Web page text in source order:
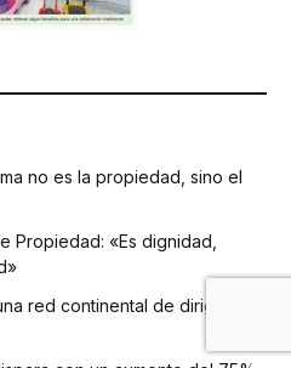
no es la propiedad, sino el
Propiedad: «Es dignidad,
red continental de dirigentes